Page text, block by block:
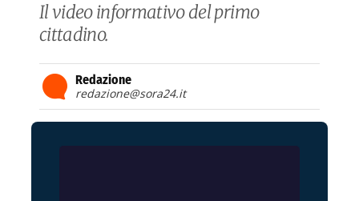
Il video informativo del primo
cittadino.
Redazione
redazione@sora24.it